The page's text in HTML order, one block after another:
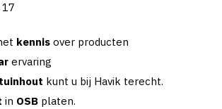
kennis over producten
ervaring
tuinhout kunt u bij Havik terecht.
in OSB platen.